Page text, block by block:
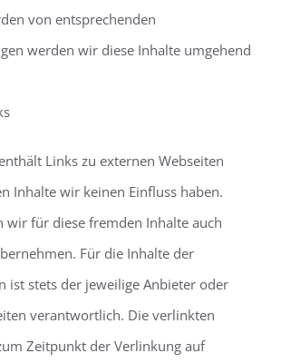
von entsprechenden
werden wir diese Inhalte umgehend
Links zu externen Webseiten
Inhalte wir keinen Einfluss haben.
wir für diese fremden Inhalte auch
Für die Inhalte der
ist stets der jeweilige Anbieter oder
verantwortlich. Die verlinkten
Zeitpunkt der Verlinkung auf